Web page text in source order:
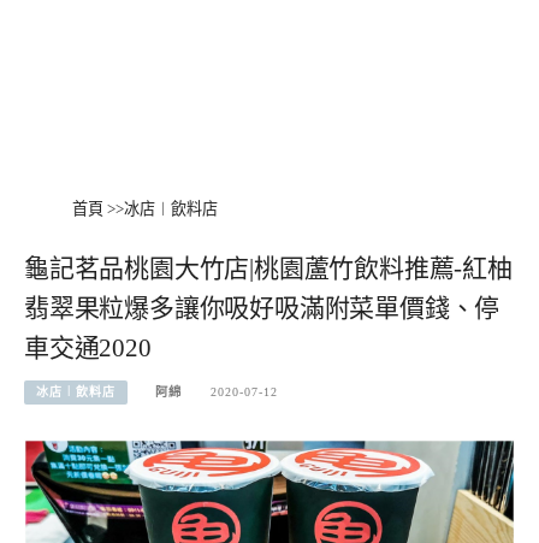
首頁 >>冰店︱飲料店
龜記茗品桃園大竹店|桃園蘆竹飲料推薦-紅柚
翡翠果粒爆多讓你吸好吸滿附菜單價錢、停
車交通2020
冰店︱飲料店 阿綿 2020-07-12